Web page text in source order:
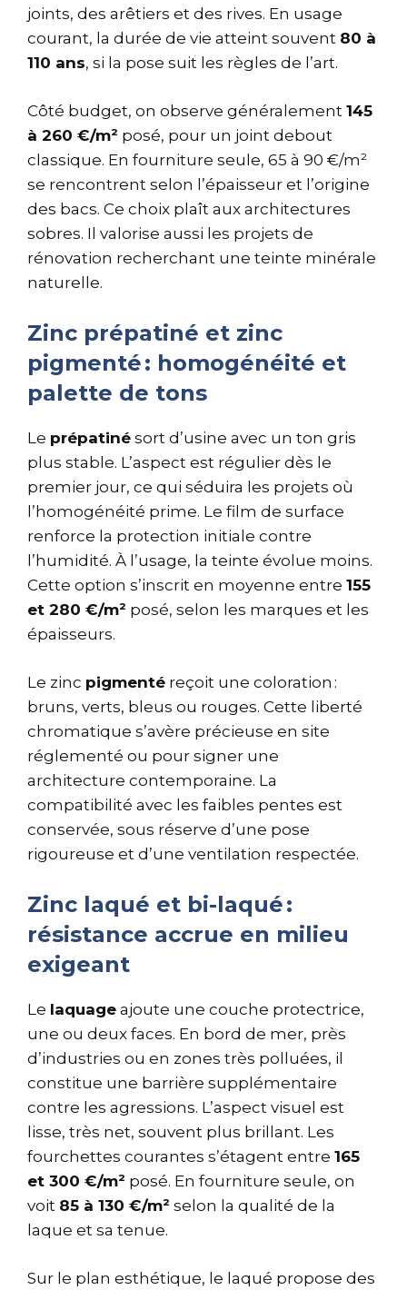
joints, des arêtiers et des rives. En usage
courant, la durée de vie atteint souvent 80 à
110 ans, si la pose suit les règles de l’art.
Côté budget, on observe généralement 145
à 260 €/m² posé, pour un joint debout
classique. En fourniture seule, 65 à 90 €/m²
se rencontrent selon l’épaisseur et l’origine
des bacs. Ce choix plaît aux architectures
sobres. Il valorise aussi les projets de
rénovation recherchant une teinte minérale
naturelle.
Zinc prépatiné et zinc
pigmenté : homogénéité et
palette de tons
Le prépatiné sort d’usine avec un ton gris
plus stable. L’aspect est régulier dès le
premier jour, ce qui séduira les projets où
l’homogénéité prime. Le film de surface
renforce la protection initiale contre
l’humidité. À l’usage, la teinte évolue moins.
Cette option s’inscrit en moyenne entre 155
et 280 €/m² posé, selon les marques et les
épaisseurs.
Le zinc pigmenté reçoit une coloration :
bruns, verts, bleus ou rouges. Cette liberté
chromatique s’avère précieuse en site
réglementé ou pour signer une
architecture contemporaine. La
compatibilité avec les faibles pentes est
conservée, sous réserve d’une pose
rigoureuse et d’une ventilation respectée.
Zinc laqué et bi-laqué :
résistance accrue en milieu
exigeant
Le laquage ajoute une couche protectrice,
une ou deux faces. En bord de mer, près
d’industries ou en zones très polluées, il
constitue une barrière supplémentaire
contre les agressions. L’aspect visuel est
lisse, très net, souvent plus brillant. Les
fourchettes courantes s’étagent entre 165
et 300 €/m² posé. En fourniture seule, on
voit 85 à 130 €/m² selon la qualité de la
laque et sa tenue.
Sur le plan esthétique, le laqué propose des